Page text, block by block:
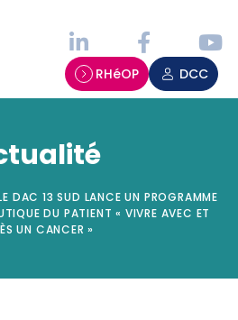
RHéOP DCC
DAC 13 SUD LANCE UN PROGRAMME
DU PATIENT « VIVRE AVEC ET
UN CANCER »